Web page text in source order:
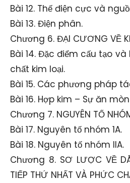
Bài 12. Thế điện cực và
Bài 13. Điện phân.
Chương 6. ĐẠI CƯƠNG VỀ
Bài 14. Đặc điểm cấu tạo và
chất kim loại.
Bài 15. Các phương pháp
Bài 16. Hợp kim – Sự ăn
Chương 7. NGUYÊN TỐ
Bài 17. Nguyên tố nhóm 1A.
Bài 18. Nguyên tố nhóm IIA.
Chương 8. SƠ LƯỢC VỀ
TIẾP THỨ NHẤT VÀ PHỨC